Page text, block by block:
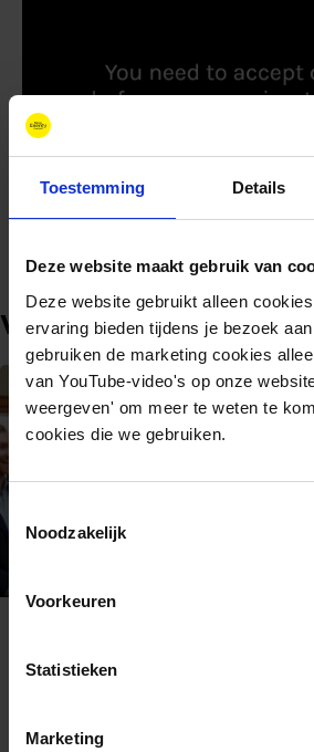
Toestemming Details
Deze website maakt gebruik van
Deze website gebruikt alleen
ervaring bieden tijdens je bezoek
gebruiken de marketing cookies
van YouTube-video's op onze
weergeven' om meer te weten te
cookies die we gebruiken.
Noodzakelijk
Voorkeuren
Statistieken
Marketing
Verdiep je alvast in het
Samenwerking
Conference